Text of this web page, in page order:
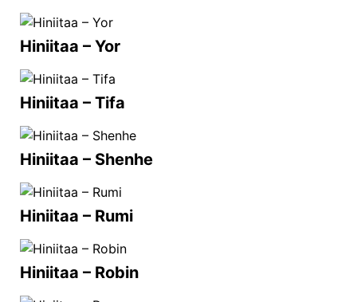
Hiniitaa – Yor
Hiniitaa – Tifa
Hiniitaa – Shenhe
Hiniitaa – Rumi
Hiniitaa – Robin